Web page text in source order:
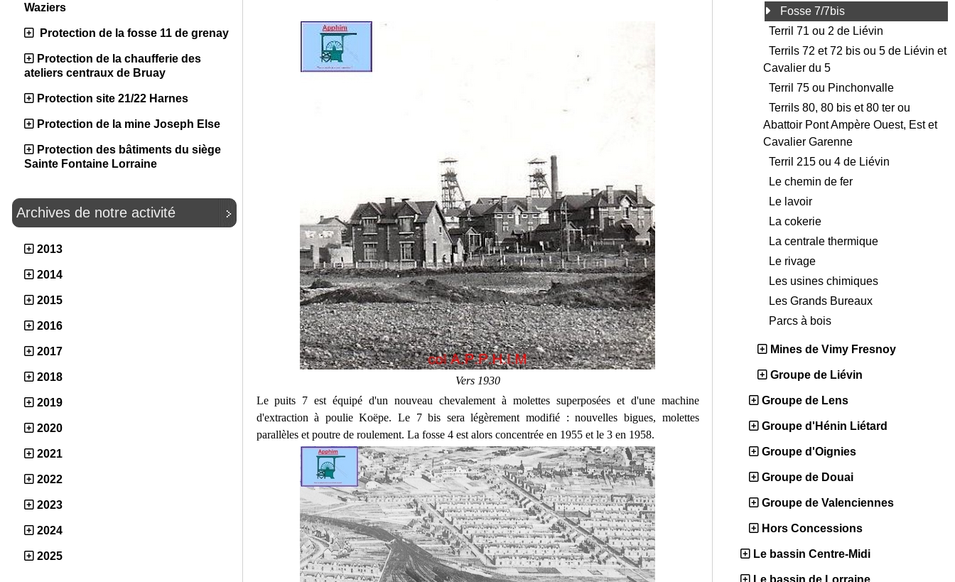
Waziers
Protection de la fosse 11 de grenay
Protection de la chaufferie des
ateliers centraux de Bruay
Protection site 21/22 Harnes
Protection de la mine Joseph Else
Protection des bâtiments du siège
Sainte Fontaine Lorraine
Archives de notre activité
2013
2014
2015
2016
2017
2018
2019
2020
2021
2022
2023
2024
2025
Vers 1930
Le puits 7 est équipé d'un nouveau chevalement à molettes superposées et d'une machine
d'extraction à poulie Koëpe. Le 7 bis sera légèrement modifié : nouvelles bigues, molettes
parallèles et poutre de roulement. La fosse 4 est alors concentrée en 1955 et le 3 en 1958.
Fosse 7/7bis
Terril 71 ou 2 de Liévin
Terrils 72 et 72 bis ou 5 de Liévin et
Cavalier du 5
Terril 75 ou Pinchonvalle
Terrils 80, 80 bis et 80 ter ou
Abattoir Pont Ampère Ouest, Est et
Cavalier Garenne
Terril 215 ou 4 de Liévin
Le chemin de fer
Le lavoir
La cokerie
La centrale thermique
Le rivage
Les usines chimiques
Les Grands Bureaux
Parcs à bois
Mines de Vimy Fresnoy
Groupe de Liévin
Groupe de Lens
Groupe d'Hénin Liétard
Groupe d'Oignies
Groupe de Douai
Groupe de Valenciennes
Hors Concessions
Le bassin Centre-Midi